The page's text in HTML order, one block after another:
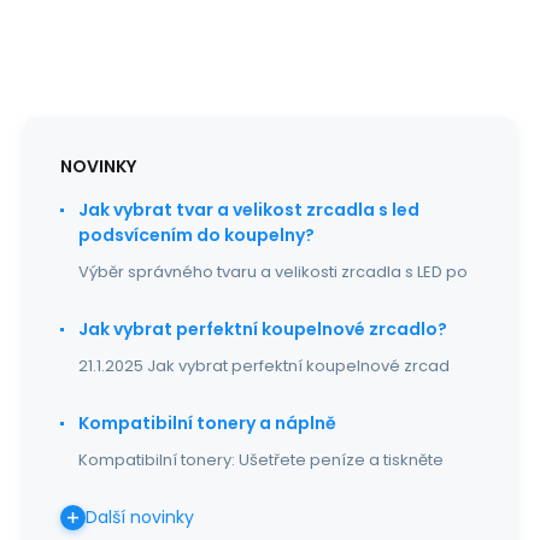
NOVINKY
Jak vybrat tvar a velikost zrcadla s led
podsvícením do koupelny?
Výběr správného tvaru a velikosti zrcadla s LED po
Jak vybrat perfektní koupelnové zrcadlo?
21.1.2025 Jak vybrat perfektní koupelnové zrcad
Kompatibilní tonery a náplně
Kompatibilní tonery: Ušetřete peníze a tiskněte
Další novinky